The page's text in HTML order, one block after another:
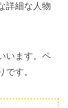
詳細な人物
います。ペ
す。